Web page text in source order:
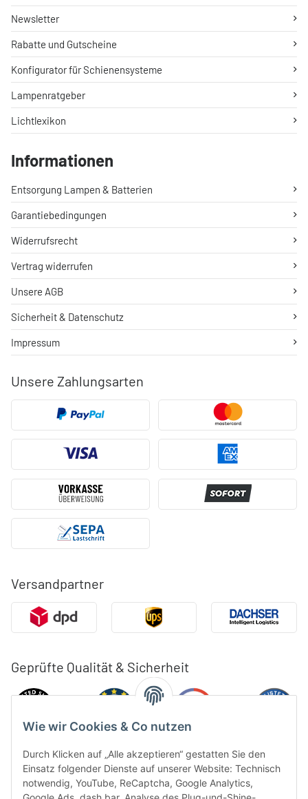
Wie wir Cookies & Co nutzen
Durch Klicken auf „Alle akzeptieren“ gestatten Sie den
Einsatz folgender Dienste auf unserer Website: Technisch
notwendig, YouTube, ReCaptcha, Google Analytics,
Unsere Zahlungsarten
Versandpartner
Geprüfte Qualität & Sicherheit
Newsletter
Rabatte und Gutscheine
Konfigurator für Schienensysteme
Lampenratgeber
Lichtlexikon
Informationen
Entsorgung Lampen & Batterien
Garantiebedingungen
Widerrufsrecht
Vertrag widerrufen
Unsere AGB
Sicherheit & Datenschutz
Impressum